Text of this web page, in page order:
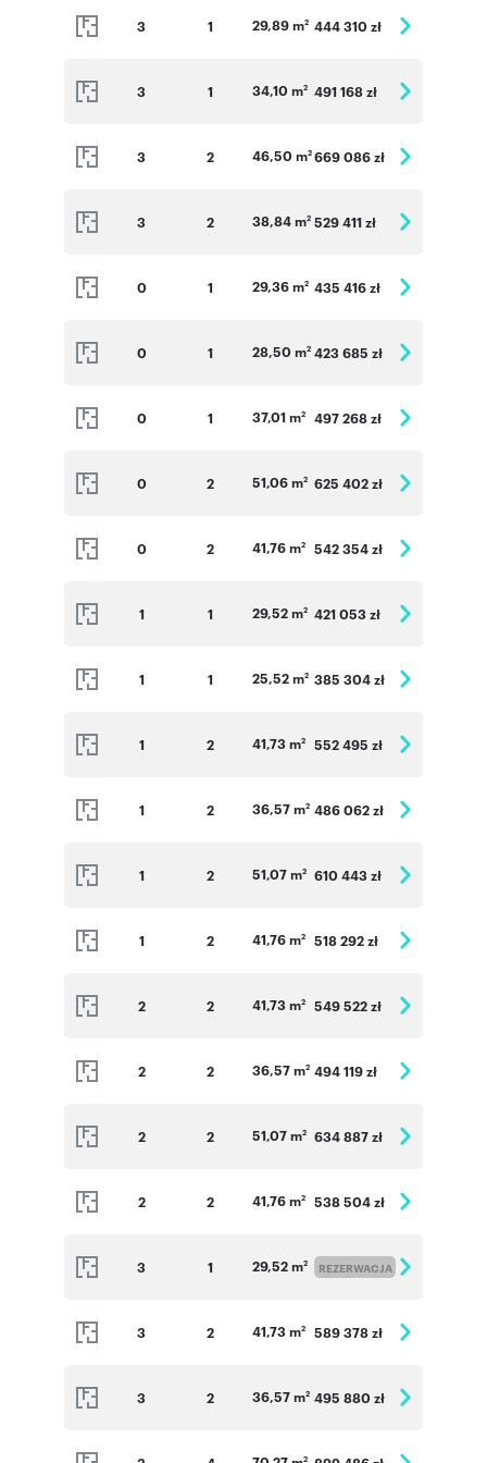
3 1 29,89 m2 444 310 zł
3 1 34,10 m2 491 168 zł
3 2 46,50 m2 669 086 zł
3 2 38,84 m2 529 411 zł
0 1 29,36 m2 435 416 zł
0 1 28,50 m2 423 685 zł
0 1 37,01 m2 497 268 zł
0 2 51,06 m2 625 402 zł
0 2 41,76 m2 542 354 zł
1 1 29,52 m2 421 053 zł
1 1 25,52 m2 385 304 zł
1 2 41,73 m2 552 495 zł
1 2 36,57 m2 486 062 zł
1 2 51,07 m2 610 443 zł
1 2 41,76 m2 518 292 zł
2 2 41,73 m2 549 522 zł
2 2 36,57 m2 494 119 zł
2 2 51,07 m2 634 887 zł
2 2 41,76 m2 538 504 zł
3 1 29,52 m2 REZERWACJA
3 2 41,73 m2 589 378 zł
3 2 36,57 m2 495 880 zł
2